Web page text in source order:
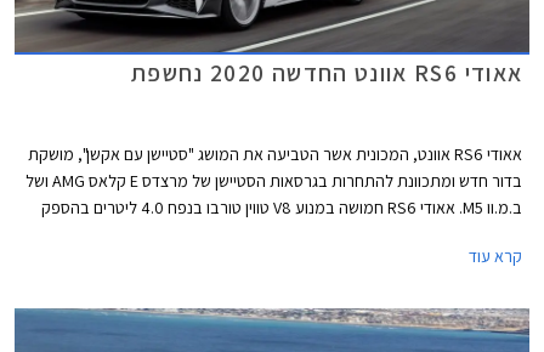
אאודי RS6 אוונט החדשה 2020 נחשפת
אאודי RS6 אוונט, המכונית אשר הטביעה את המושג "סטיישן עם אקשן", מושקת
בדור חדש ומתכוונת להתחרות בגרסאות הסטיישן של מרצדס E קלאס AMG ושל
ב.מ.וו M5. אאודי RS6 חמושה במנוע V8 טווין טורבו בנפח 4.0 ליטרים בהספק
הילוכים אוטומטית פלנטרית. הכוח עובר לארבעת הגלגלים דרך מערכת הנעה
האחורי או בהתאם לתנאי הדרך על מנת להשיג אחיזה מרבית.
קרא עוד